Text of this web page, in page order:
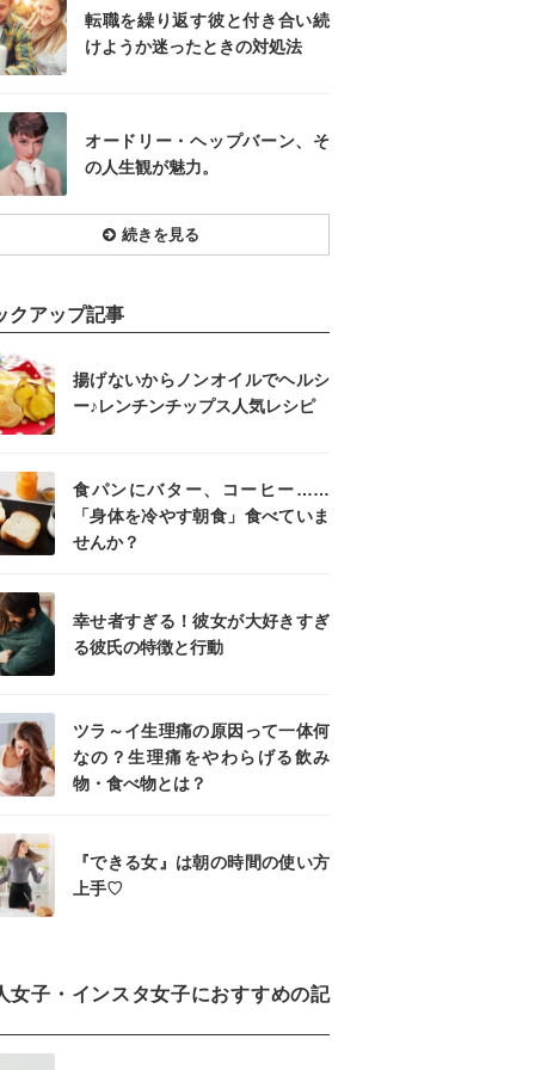
転職を繰り返す彼と付き合い続
けようか迷ったときの対処法
オードリー・ヘップバーン、そ
の人生観が魅力。
続きを見る
クアップ記事
揚げないからノンオイルでヘルシ
ー♪レンチンチップス人気レシピ
食パンにバター、コーヒー……
「身体を冷やす朝食」食べていま
せんか？
幸せ者すぎる！彼女が大好きすぎ
る彼氏の特徴と行動
ツラ～イ生理痛の原因って一体何
なの？生理痛をやわらげる飲み
物・食べ物とは？
『できる女』は朝の時間の使い方
上手♡
女子・インスタ女子におすすめの記